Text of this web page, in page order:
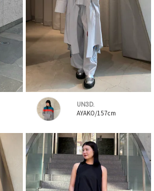
UN3D.
AYAKO/157cm